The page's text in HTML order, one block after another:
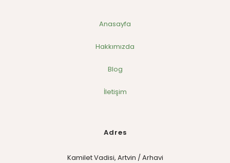
Anasayfa
Hakkımızda
Blog
İletişim
Adres
Kamilet Vadisi, Artvin / Arhavi